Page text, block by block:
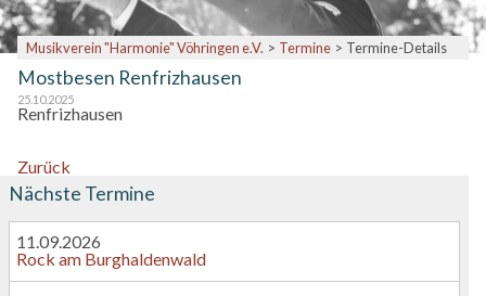
Musikverein "Harmonie" Vöhringen e.V. Termine Termine-Details
Mostbesen Renfrizhausen
25.10.2025
Renfrizhausen
Zurück
Nächste Termine
11.09.2026
Rock am Burghaldenwald